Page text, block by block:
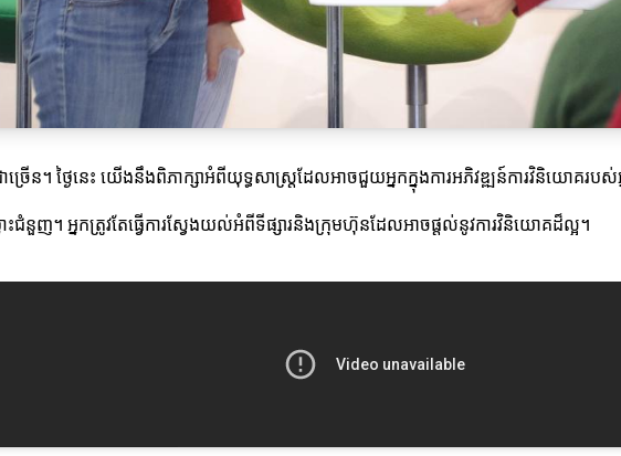
ើន។ ថ្ងៃនេះ យើងនឹងពិភាក្សាអំពីយុទ្ធសាស្ត្រដែលអាចជួយអ្នកក្នុងការអភិវឌ្ឍន៍ការវិនិយោគរបស់
ះជំនួញ។ អ្នកត្រូវតែធ្វើការស្វែងយល់អំពីទីផ្សារនិងក្រុមហ៊ុនដែលអាចផ្តល់នូវការវិនិយោគដ៏ល្អ។